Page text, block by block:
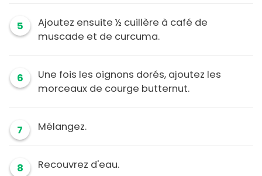
5
Ajoutez ensuite ½ cuillère à café de
muscade et de curcuma.
6
Une fois les oignons dorés, ajoutez les
morceaux de courge butternut.
7 Mélangez.
8 Recouvrez d'eau.